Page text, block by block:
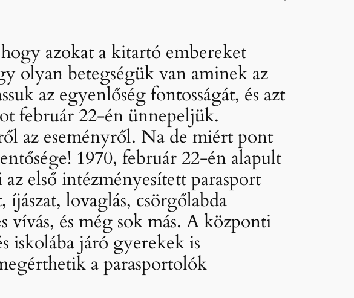
azokat a kitartó embereket
olyan betegségük van aminek az
az egyenlőség fontosságát, és azt
február 22-én ünnepeljük.
az eseményről. Na de miért pont
1970, február 22-én alapult
első intézményesített parasport
íjászat, lovaglás, csörgőlabda
vívás, és még sok más. A központi
iskolába járó gyerekek is
a parasportolók